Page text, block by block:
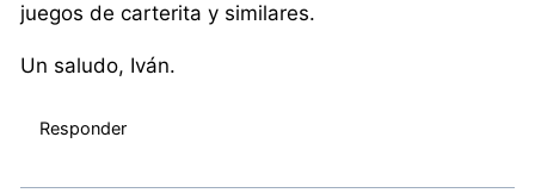
juegos de carterita y similares.
Un saludo, Iván.
Responder